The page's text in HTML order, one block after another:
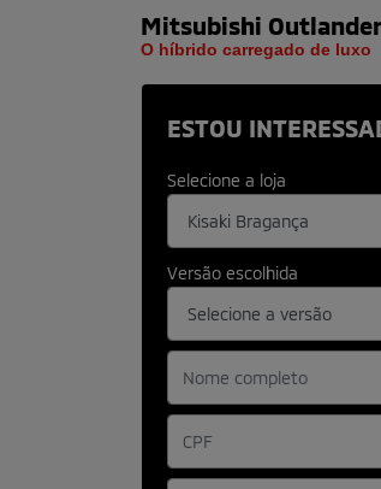
Mitsubishi Outlander
O híbrido carregado de luxo
ESTOU
Selecione a loja
Versão escolhida